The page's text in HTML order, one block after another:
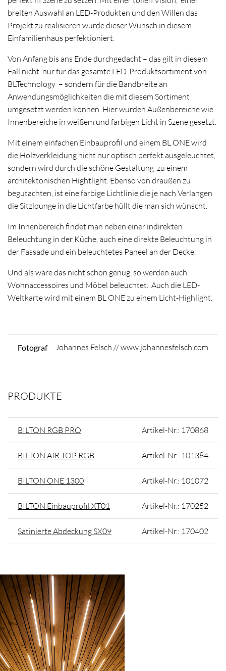
breiten Auswahl an LED-Produkten und den Willen das
Projekt zu realisieren wurde dieser Wunsch in diesem
Einfamilienhaus perfektioniert.
Von Anfang bis ans Ende durchgedacht – das gilt in diesem
Fall nicht nur für das gesamte LED-Produktsortiment von
BLTechnology – sondern für die Bandbreite an
Anwendungsmöglichkeiten die mit diesem Sortiment
umgesetzt werden können. Hier wurden Außenbereiche wie
Innenbereiche in weißem und farbigen Licht in Szene gesetzt.
Mit einem einfachen Einbauprofil und einem BL ONE wird
die Holzverkleidung nicht nur optisch perfekt ausgeleuchtet,
sondern wird durch die schöne Gestaltung zu einem
architektonischen Hightlight. Ebenso von draußen zu
begutachten, ist eine farbige Lichtlinie die je nach Verlangen
die Sitzlounge in die Lichtfarbe hüllt die man sich wünscht.
Im Innenbereich findet man neben einer indirekten
Beleuchtung in der Küche, auch eine direkte Beleuchtung in
der Fassade und ein beleuchtetes Paneel an der Decke.
Und als wäre das nicht schon genug, so werden auch
Wohnaccessoires und Möbel beleuchtet. Auch die LED-
Weltkarte wird mit einem BL ONE zu einem Licht-Highlight.
Fotograf Johannes Felsch // www.johannesfelsch.com
PRODUKTE
BILTON RGB PRO Artikel-Nr.: 170868
BILTON AIR TOP RGB Artikel-Nr.: 101384
BILTON ONE 1300 Artikel-Nr.: 101072
BILTON Einbauprofil XT01 Artikel-Nr.: 170252
Satinierte Abdeckung SX09 Artikel-Nr.: 170402